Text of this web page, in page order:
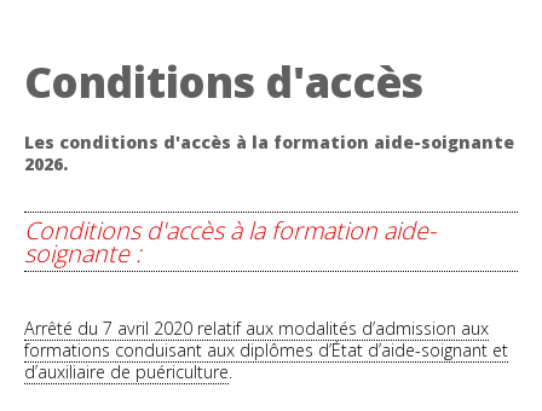
Conditions d'accès
Les conditions d'accès à la formation aide-soignante
2026.
Conditions d'accès à la formation aide-
soignante :
Arrêté du 7 avril 2020 relatif aux modalités d’admission aux
formations conduisant aux diplômes d’État d’aide-soignant et
d’auxiliaire de puériculture.